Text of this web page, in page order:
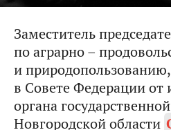
Заместитель
по аграрно –
и
в Совете Федерации от
органа
Новгородской области